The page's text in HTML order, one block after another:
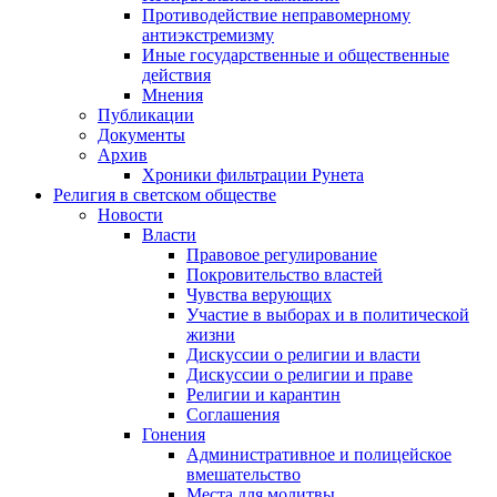
Противодействие неправомерному
антиэкстремизму
Иные государственные и общественные
действия
Мнения
Публикации
Документы
Архив
Хроники фильтрации Рунета
Религия в светском обществе
Новости
Власти
Правовое регулирование
Покровительство властей
Чувства верующих
Участие в выборах и в политической
жизни
Дискуссии о религии и власти
Дискуссии о религии и праве
Религии и карантин
Соглашения
Гонения
Административное и полицейское
вмешательство